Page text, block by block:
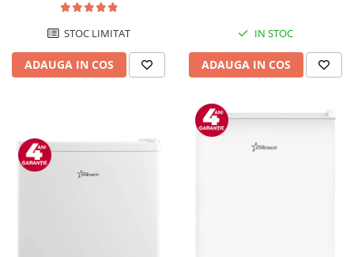
STOC LIMITAT
ADAUGA IN COS
IN STOC
ADAUGA IN COS